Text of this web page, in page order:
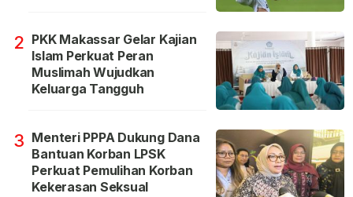
2 PKK Makassar Gelar Kajian
Islam Perkuat Peran
Muslimah Wujudkan
Keluarga Tangguh
3 Menteri PPPA Dukung Dana
Bantuan Korban LPSK
Perkuat Pemulihan Korban
Kekerasan Seksual